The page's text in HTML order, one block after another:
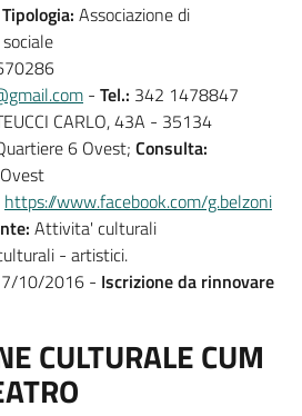
Tipologia: Associazione di
- Tel.: 342 1478847
CARLO, 43A - 35134
6 Ovest; Consulta:
https://www.facebook.com/g.belzoni
Attivita' culturali
- artistici.
10/2016 - Iscrizione da rinnovare
CULTURALE CUM